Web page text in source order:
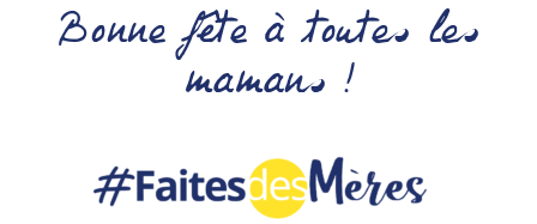
Bonne fête à toutes les
mamans !